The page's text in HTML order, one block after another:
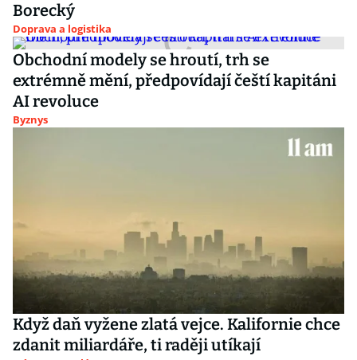
Borecký
Doprava a logistika
Obchodní modely se hroutí, trh se
extrémně mění, předpovídají čeští kapitáni
AI revoluce
Byznys
Když daň vyžene zlatá vejce. Kalifornie chce
zdanit miliardáře, ti raději utíkají